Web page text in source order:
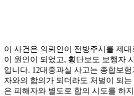
이 사건은 의뢰인이 전방주시를 제
이 원인이 되었고, 횡단보도 보행자
입니다. 12대중과실 사고는 종합보
자와의 합의가 되더라도 처벌이 되
은 피해자와 별도로 합의 시도를 하